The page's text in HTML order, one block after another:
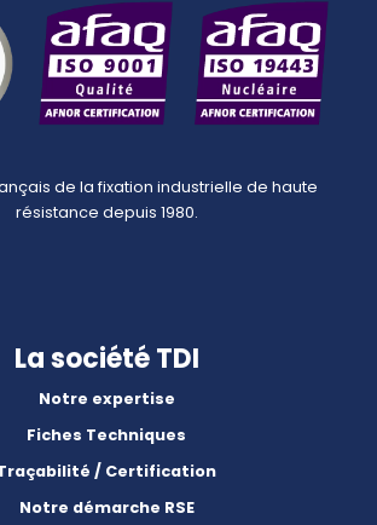
de la fixation industrielle de haute
résistance depuis 1980.
La société TDI
Notre expertise
Fiches Techniques
/ Certification
Notre démarche RSE